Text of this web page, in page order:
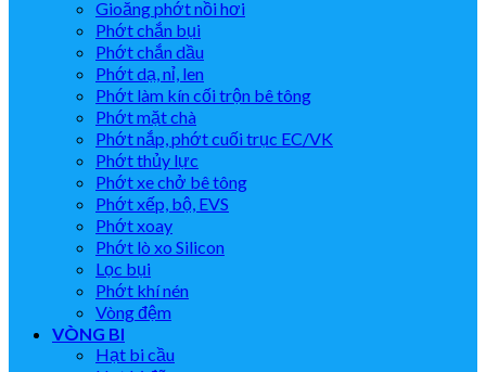
Gioăng phớt nồi hơi
Phớt chắn bụi
Phớt chắn dầu
Phớt dạ, nỉ, len
Phớt làm kín cối trộn bê tông
Phớt mặt chà
Phớt nắp, phớt cuối trục EC/VK
Phớt thủy lực
Phớt xe chở bê tông
Phớt xếp, bộ, EVS
Phớt xoay
Phớt lò xo Silicon
Lọc bụi
Phớt khí nén
Vòng đệm
VÒNG BI
Hạt bi cầu